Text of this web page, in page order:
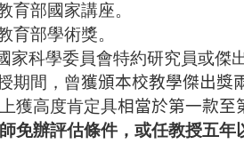
育部國家講座。
育部學術獎。
家科學委員會特約研究員或傑
期間， 曾獲頒本校教學傑出獎
獲高度肯定具相當於第一款至
免辦評估條件，或任教授五年